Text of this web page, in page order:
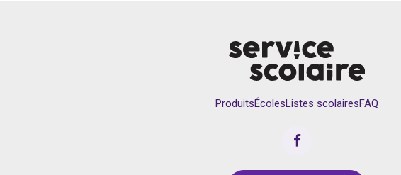
ProduitsÉcolesListes scolairesFAQ